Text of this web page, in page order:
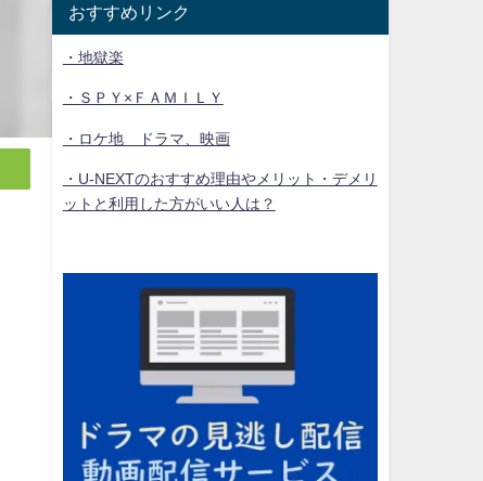
おすすめリンク
・地獄楽
・ＳＰＹ×ＦＡＭＩＬＹ
・ロケ地 ドラマ、映画
・U-NEXTのおすすめ理由やメリット・デメリ
ットと利用した方がいい人は？